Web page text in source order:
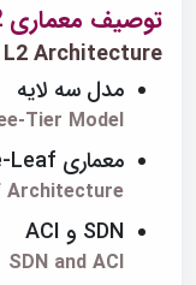
توصیف معماری L2 مرکز داده
L2 Architecture
مدل سه لایه
Tier Model
معماری Spine-Leaf
Architecture
SDN و ACI
SDN and ACI